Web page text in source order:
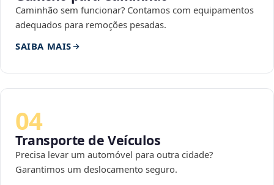
Caminhão sem funcionar? Contamos com equipamentos
adequados para remoções pesadas.
SAIBA MAIS
04
Transporte de Veículos
Precisa levar um automóvel para outra cidade?
Garantimos um deslocamento seguro.